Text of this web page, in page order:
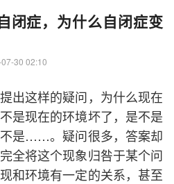
闭症，为什么自闭症变
30 02:10
出这样的疑问，为什么现在
是现在的环境坏了，是不是
是……。疑问很多，答案却
全将这个现象归咎于某个问
和环境有一定的关系，甚至